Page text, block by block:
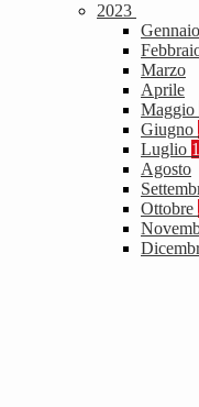
2023
Gennaio
Marzo
Aprile
Maggio
Giugno
Luglio 1
Agosto
Ottobre